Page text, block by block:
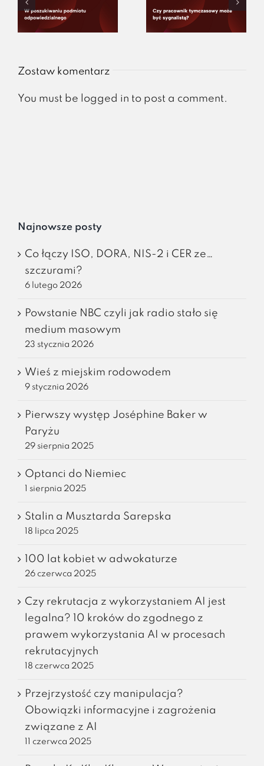
Zostaw komentarz
You must be logged in to post a comment.
Najnowsze posty
Co łączy ISO, DORA, NIS-2 i CER ze…
szczurami?
6 lutego 2026
Powstanie NBC czyli jak radio stało się
medium masowym
23 stycznia 2026
Wieś z miejskim rodowodem
9 stycznia 2026
Pierwszy występ Joséphine Baker w
Paryżu
29 sierpnia 2025
Optanci do Niemiec
1 sierpnia 2025
Stalin a Musztarda Sarepska
18 lipca 2025
100 lat kobiet w adwokaturze
26 czerwca 2025
Czy rekrutacja z wykorzystaniem AI jest
legalna? 10 kroków do zgodnego z
prawem wykorzystania AI w procesach
rekrutacyjnych
18 czerwca 2025
Przejrzystość czy manipulacja?
Obowiązki informacyjne i zagrożenia
związane z AI
11 czerwca 2025